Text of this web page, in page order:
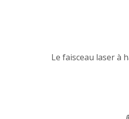
Le faisceau laser à